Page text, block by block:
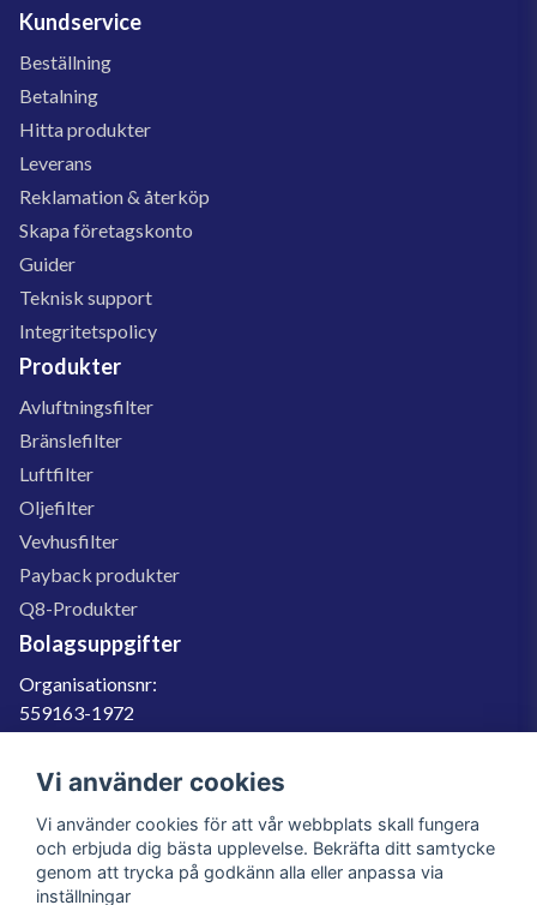
Kundservice
Beställning
Betalning
Hitta produkter
Leverans
Reklamation & återköp
Skapa företagskonto
Guider
Teknisk support
Integritetspolicy
Produkter
Avluftningsfilter
Bränslefilter
Luftfilter
Oljefilter
Vevhusfilter
Payback produkter
Q8-Produkter
Bolagsuppgifter
Organisationsnr:
559163-1972
SE559163197201
060-566 800
info@filter.se
Vi använder cookies
Vi använder cookies för att vår webbplats skall fungera
och erbjuda dig bästa upplevelse. Bekräfta ditt samtycke
genom att trycka på godkänn alla eller anpassa via
inställningar